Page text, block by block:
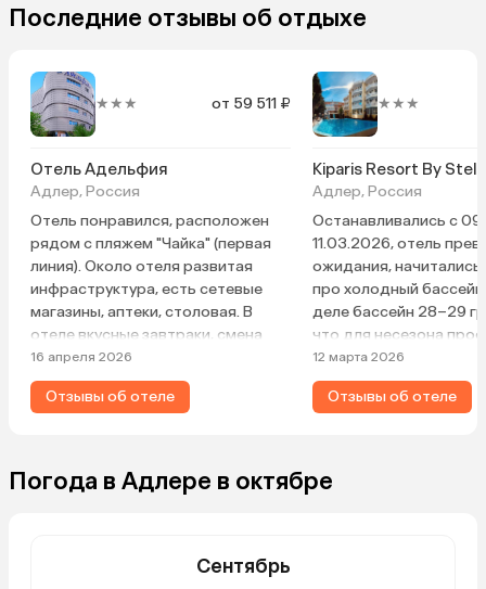
Последние отзывы об отдыхе
★★★ от 59 511 ₽
Отель Адельфия
Адлер, Россия
Отель понравился, расположен
рядом с пляжем "Чайка" (первая
линия). Около отеля развитая
инфраструктура, есть сетевые
магазины, аптеки, столовая. В
отеле вкусные завтраки, смена
полотенец и туалетных
принадлежностей каждый день.
Номера комфортные, имеется
питьевой водой. Чайник в номер
по запросу. Персонал
будни с 10:00 до 13:00
16 апреля 2026
Отзывы об отеле
★★★
Адлер, Россия
Останавливались с
11.03.2026, отель
ожидания,
про холодный
деле бассейн 28–29
что для несезона
шикарно! Территория
большая, но в
есть. Отдельная
салаты (оливье,
12 марта 2026
Отзывы об отеле
Погода в Адлере в октябре
Сентябрь